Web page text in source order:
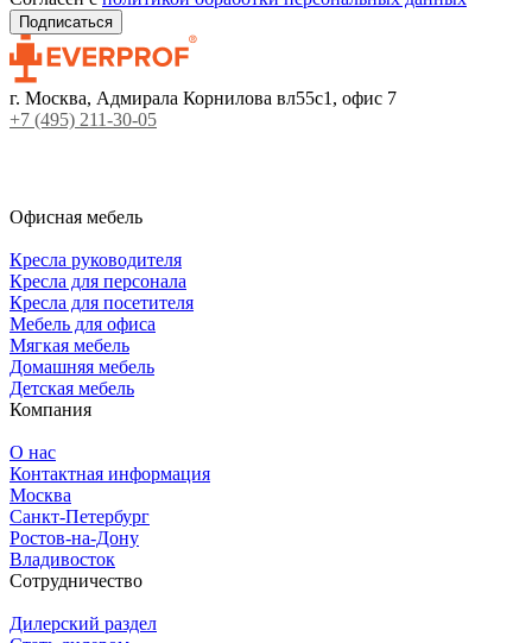
г. Москва, Адмирала Корнилова вл55с1, офис 7
+7 (495) 211-30-05
Офисная мебель
Кресла руководителя
Кресла для персонала
Кресла для посетителя
Мебель для офиса
Мягкая мебель
Домашняя мебель
Детская мебель
Компания
О нас
Контактная информация
Москва
Санкт-Петербург
Ростов-на-Дону
Владивосток
Сотрудничество
Дилерский раздел